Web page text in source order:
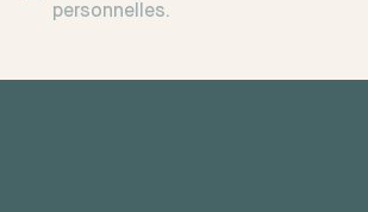
personnelles.